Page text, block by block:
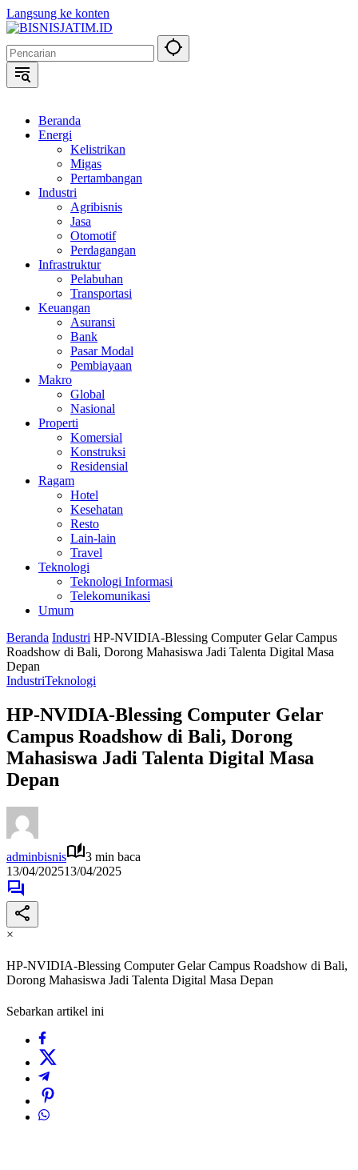
Langsung ke konten
Beranda
Energi
Kelistrikan
Migas
Pertambangan
Industri
Agribisnis
Jasa
Otomotif
Perdagangan
Infrastruktur
Pelabuhan
Transportasi
Keuangan
Asuransi
Bank
Pasar Modal
Pembiayaan
Makro
Global
Nasional
Properti
Komersial
Konstruksi
Residensial
Ragam
Hotel
Kesehatan
Resto
Lain-lain
Travel
Teknologi
Teknologi Informasi
Telekomunikasi
Umum
Beranda Industri HP-NVIDIA-Blessing Computer Gelar Campus
Roadshow di Bali, Dorong Mahasiswa Jadi Talenta Digital Masa
Depan
IndustriTeknologi
HP-NVIDIA-Blessing Computer Gelar
Campus Roadshow di Bali, Dorong
Mahasiswa Jadi Talenta Digital Masa
Depan
adminbisnis
3 min baca
13/04/202513/04/2025
×
HP-NVIDIA-Blessing Computer Gelar Campus Roadshow di Bali,
Dorong Mahasiswa Jadi Talenta Digital Masa Depan
Sebarkan artikel ini